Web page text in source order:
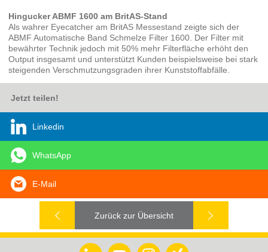
Hingucker ABMF 1600 am BritAS-Stand
Als wahrer Eyecatcher am BritAS Messestand zeigte sich der
ABMF Automatische Band Schmelze Filter 1600. Der Filter mit
bewährter Technik jedoch mit 50% mehr Filterfläche erhöht den
Output insgesamt und unterstützt Kunden beispielsweise bei stark
steigenden Verschmutzungsgraden ihrer Kunststoffabfälle.
Jetzt teilen!
Linkedin
WhatsApp
E-Mail
Zurück zur Übersicht